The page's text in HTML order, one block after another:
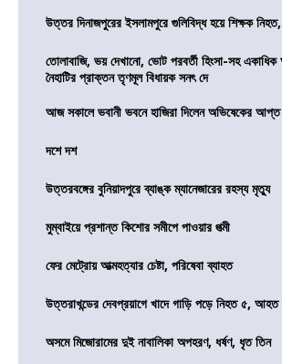
উত্তর দিনাজপুরের ইসলামপুরে গুলিবিদ্ধ হয়ে শিক্ষক
তোলাবাজি, ভয় দেখানো, ভোট পরবর্তী হিংসা-সহ
নৈহাটির প্রাক্তন তৃণমূল বিধায়ক সনৎ দে
আজ সকালে ভবানী ভবনে হাজিরা দিলেন অভিষেকের
দশে দশ
উত্তরবঙ্গের বুনিয়াদপুরে ব্যাঙ্ক ম্যানেজারের রহস্য মৃত্যু
মুম্বাইয়ে প্রশান্ত কিশোর সমীপে পাওয়ার পত্মী
ফের মেট্রোয় আত্মহত্যার চেষ্টা, পরিষেবা ব্যাহত
উত্তরাখন্ডের দেবপ্রয়াগে খাদে গাড়ি পড়ে নিহত ৫,
অসমে মিজোরামের দুই নাবালিকা অপহরণ, ধর্ষণ, ধৃত তিন